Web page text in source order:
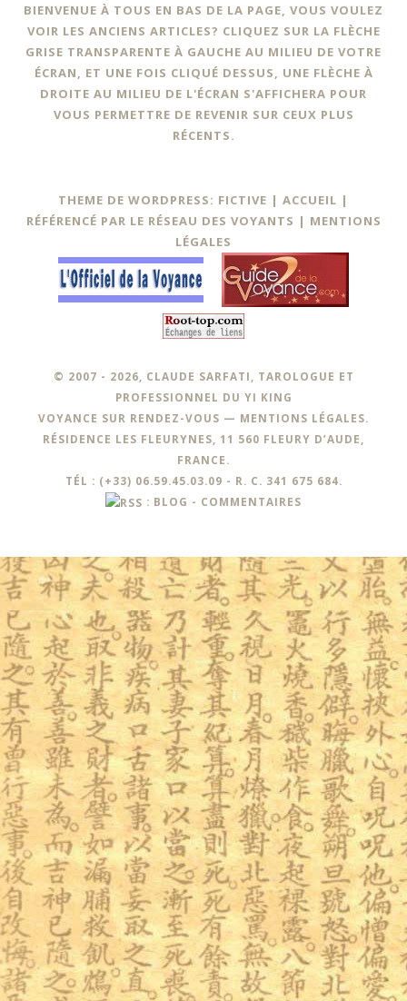
BIENVENUE À TOUS EN BAS DE LA PAGE, VOUS VOULEZ
VOIR LES ANCIENS ARTICLES? CLIQUEZ SUR LA FLÈCHE
GRISE TRANSPARENTE À GAUCHE AU MILIEU DE VOTRE
ÉCRAN, ET UNE FOIS CLIQUÉ DESSUS, UNE FLÈCHE À
DROITE AU MILIEU DE L'ÉCRAN S'AFFICHERA POUR
VOUS PERMETTRE DE REVENIR SUR CEUX PLUS
RÉCENTS.
THEME DE WORDPRESS: FICTIVE | ACCUEIL |
RÉFÉRENCÉ PAR LE RÉSEAU DES VOYANTS | MENTIONS
LÉGALES
© 2007 - 2026, CLAUDE SARFATI, TAROLOGUE ET
PROFESSIONNEL DU YI KING
VOYANCE SUR RENDEZ-VOUS — MENTIONS LÉGALES.
RÉSIDENCE LES FLEURYNES, 11 560 FLEURY D’AUDE,
FRANCE.
TÉL : (+33) 06.59.45.03.09 - R. C. 341 675 684.
: BLOG - COMMENTAIRES